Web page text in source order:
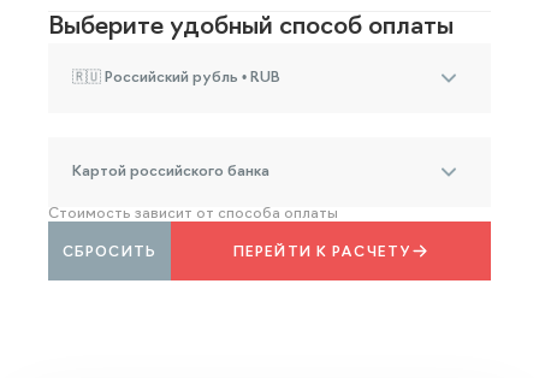
Выберите удобный способ оплаты
🇷🇺 Российский рубль • RUB
Картой российского банка
Стоимость зависит от способа оплаты
ПЕРЕЙТИ К РАСЧЕТУ
СБРОСИТЬ